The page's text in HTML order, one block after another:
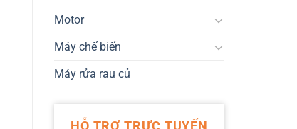
Motor
Máy chế biến
Máy rửa rau củ
HỖ TRỢ TRỰC TUYẾN